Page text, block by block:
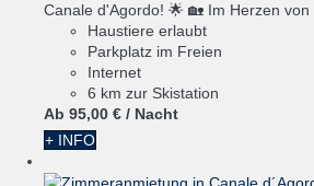
Canale d'Agordo! 🌟 🏡 Im Herzen von
Haustiere erlaubt
Parkplatz im Freien
Internet
6 km zur Skistation
Ab 95,00 € / Nacht
+ INFO